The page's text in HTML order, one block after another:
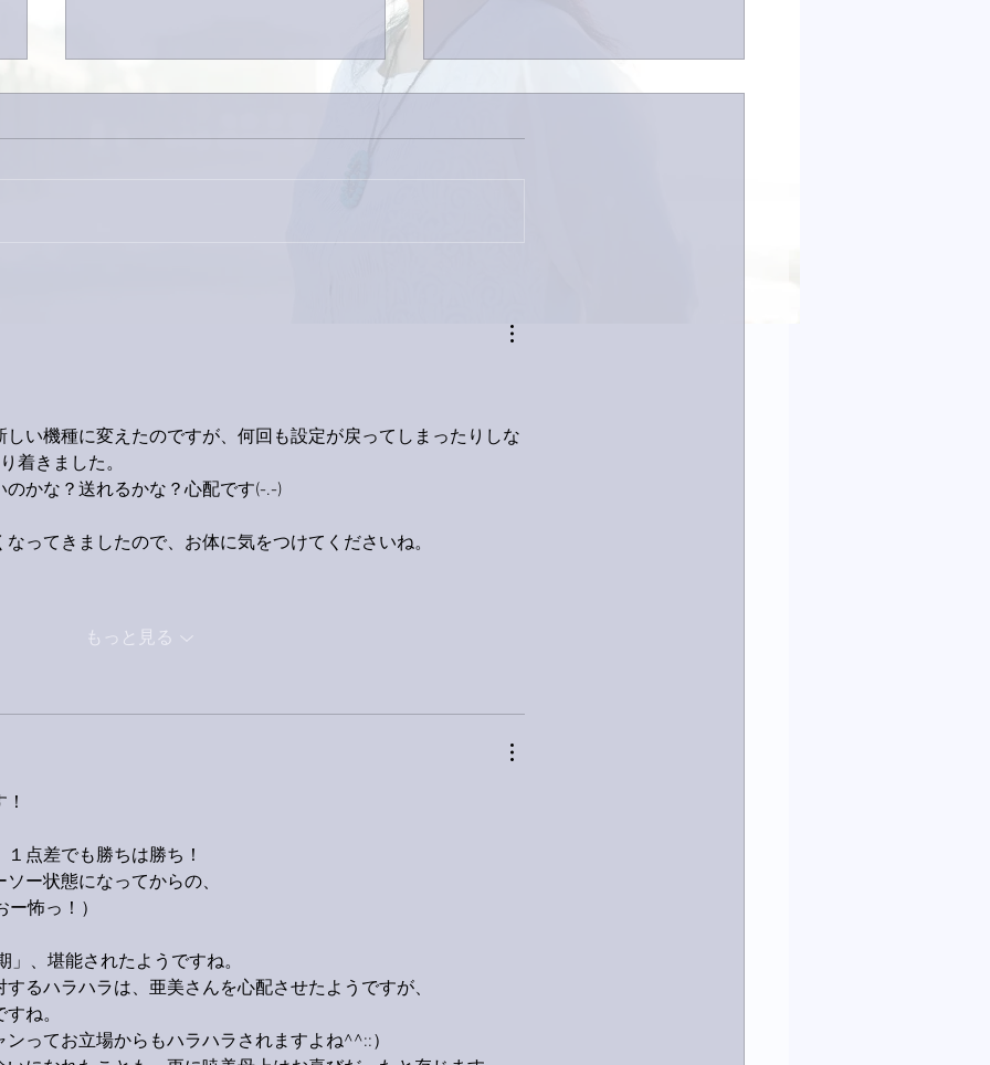
い機種に変えたのですが、何回も設定が戻ってしまったりしな
着きました。
かな？送れるかな？心配です(-.-)
ってきましたので、お体に気をつけてくださいね。
もっと見る
点差でも勝ちは勝ち！
ー状態になってからの、
怖っ！）
、堪能されたようですね。
るハラハラは、亜美さんを心配させたようですが、
ね。
ってお立場からもハラハラされますよね^^::）